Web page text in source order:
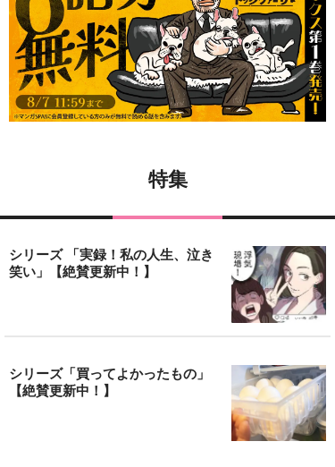
特集
シリーズ 「実録！私の人生、泣き
笑い」【絶賛更新中！】
シリーズ「買ってよかったもの」
【絶賛更新中！】